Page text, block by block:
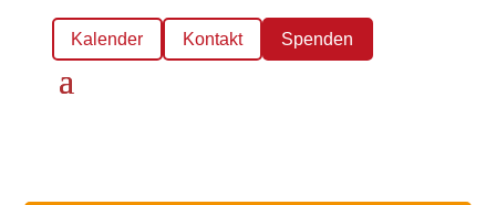
Kalender Kontakt Spenden